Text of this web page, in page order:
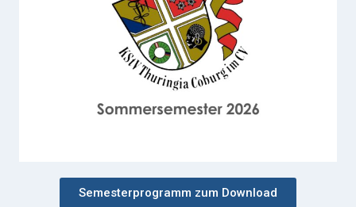
Semesterprogramm zum Download